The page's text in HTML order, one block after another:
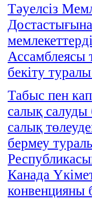
Тәуелсiз
Ассамблеясы
бекiту
Табыс пен
салық
салық
бермеу
Канада
конвенцияны